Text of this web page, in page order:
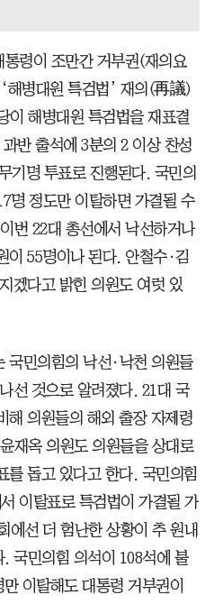
령이 조만간 거부권(재의요
해병대원 특검법’ 재의(再議)
이 해병대원 특검법을 재표결
반 출석에 3분의 2 이상 찬성
기명 투표로 진행된다. 국민의
명 정도만 이탈하면 가결될 수
번 22대 총선에서 낙선하거나
이 55명이나 된다. 안철수·김
겠다고 밝힌 의원도 여럿 있
국민의힘의 낙선·낙천 의원들
선 것으로 알려졌다. 21대 국
해 의원들의 해외 출장 자제령
재옥 의원도 의원들을 상대로
를 돕고 있다고 한다. 국민의힘
이탈표로 특검법이 가결될 가
에선 더 험난한 상황이 추 원내
국민의힘 의석이 108석에 불
이탈해도 대통령 거부권이